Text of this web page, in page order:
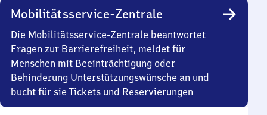
Mobilitätsservice-Zentrale
Die Mobilitätsservice-Zentrale beantwortet
Fragen zur Barrierefreiheit, meldet für
Menschen mit Beeinträchtigung oder
Behinderung Unterstützungswünsche an und
bucht für sie Tickets und Reservierungen